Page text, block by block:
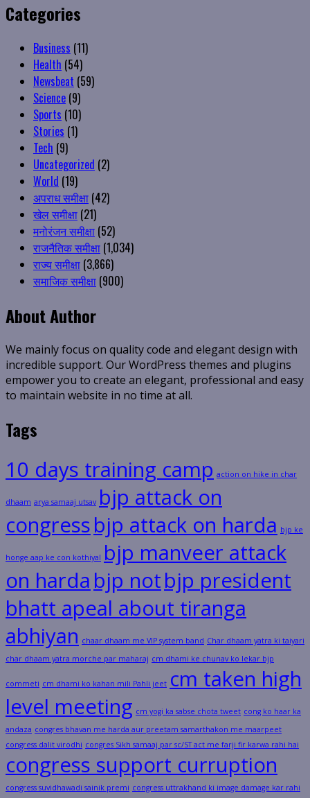
Categories
Business (11)
Health (54)
Newsbeat (59)
Science (9)
Sports (10)
Stories (1)
Tech (9)
Uncategorized (2)
World (19)
अपराध समीक्षा (42)
खेल समीक्षा (21)
मनोरंजन समीक्षा (52)
राजनैतिक समीक्षा (1,034)
राज्य समीक्षा (3,866)
समाजिक समीक्षा (900)
About Author
We mainly focus on quality code and elegant design with
incredible support. Our WordPress themes and plugins
empower you to create an elegant, professional and easy
to maintain website in no time at all.
Tags
10 days training camp action on hike in char
dhaam arya samaaj utsav bjp attack on
congressbjp attack on harda bjp ke
honge aap ke con kothiyal bjp manveer attack
on harda bjp notbjp president
bhatt apeal about tiranga
abhiyan chaar dhaam me VIP system band Char dhaam yatra ki taiyari
char dhaam yatra morche par maharaj cm dhami ke chunav ko lekar bjp
commeti cm dhami ko kahan mili Pahli jeet cm taken high
level meeting cm yogi ka sabse chota tweet cong ko haar ka
andaza congres bhavan me harda aur preetam samarthakon me maarpeet
congress dalit virodhi congres Sikh samaaj par sc/ST act me farji fir karwa rahi hai
congress support curruption
congress suvidhawadi sainik premi congress uttrakhand ki image damage kar rahi